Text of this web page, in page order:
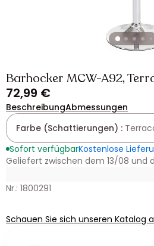
Barhocker MCW-A92,
72,99 €
BeschreibungAbmessungen
Farbe (Schattierungen) :
Sofort verfügbarKostenlose
Geliefert zwischen dem 13/08 und
Nr.: 1800291
Schauen Sie sich unseren Katalog